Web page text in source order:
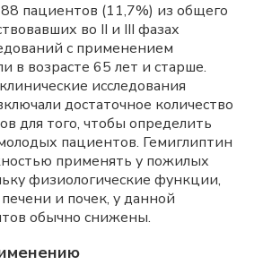
88 пациентов (11,7%) из общего
во II и III фазах
с применением
в возрасте 65 лет и старше.
исследования
достаточное количество
для того, чтобы определить
пациентов. Гемиглиптин
применять у пожилых
физиологические функции,
и почек, у данной
обычно снижены.